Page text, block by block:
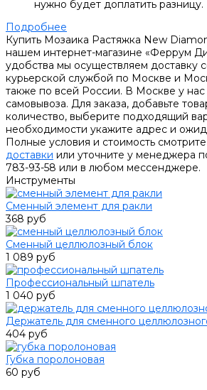
нужно будет доплатить разницу.
Подробнее
Купить Мозаика Растяжка New
нашем интернет-магазине «Феррум
удобства мы осуществляем доставку
курьерской службой по Москве и
также по всей России. В Москве у нас
самовывоза. Для заказа, добавьте
количество, выберите подходящий
необходимости укажите адрес и
Полные условия и стоимость
доставки или уточните у менеджера
783-93-58 или в любом мессенджере.
Инструменты
Сменный элемент для ракли
368 руб
Сменный целлюлозный блок
1 089 руб
Профессиональный шпатель
1 040 руб
Держатель для сменного
404 руб
Губка поролоновая
60 руб